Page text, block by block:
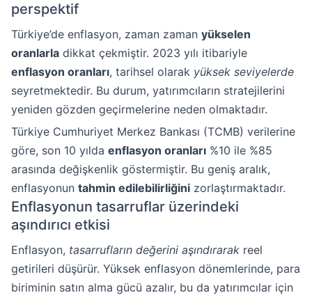
perspektif
Türkiye’de enflasyon, zaman zaman yükselen
oranlarla dikkat çekmiştir. 2023 yılı itibariyle
enflasyon oranları, tarihsel olarak yüksek seviyelerde
seyretmektedir. Bu durum, yatırımcıların stratejilerini
yeniden gözden geçirmelerine neden olmaktadır.
Türkiye Cumhuriyet Merkez Bankası (TCMB) verilerine
göre, son 10 yılda enflasyon oranları %10 ile %85
arasında değişkenlik göstermiştir. Bu geniş aralık,
enflasyonun tahmin edilebilirliğini zorlaştırmaktadır.
Enflasyonun tasarruflar üzerindeki
aşındırıcı etkisi
Enflasyon, tasarrufların değerini aşındırarak reel
getirileri düşürür. Yüksek enflasyon dönemlerinde, para
biriminin satın alma gücü azalır, bu da yatırımcılar için